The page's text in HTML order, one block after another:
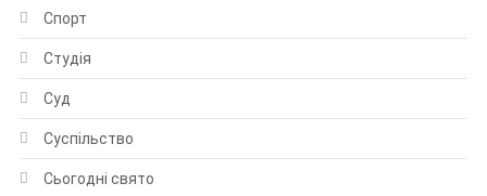
Спорт
Студія
Суд
Суспільство
Сьогодні свято